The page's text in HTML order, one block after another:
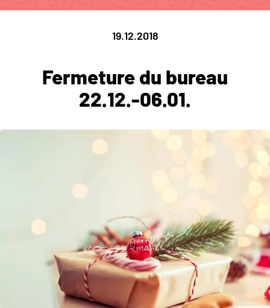
19.12.2018
Fermeture du bureau
22.12.-06.01.